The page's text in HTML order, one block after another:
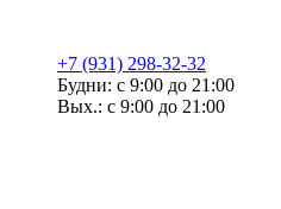
+7 (931) 298-32-32
Будни: с 9:00 до 21:00
Вых.: с 9:00 до 21:00